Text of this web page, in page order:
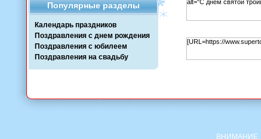
Популярные разделы
Календарь праздников
Поздравления с днем рождения
Поздравления с юбилеем
Поздравления на свадьбу
ВНИМАНИЕ,